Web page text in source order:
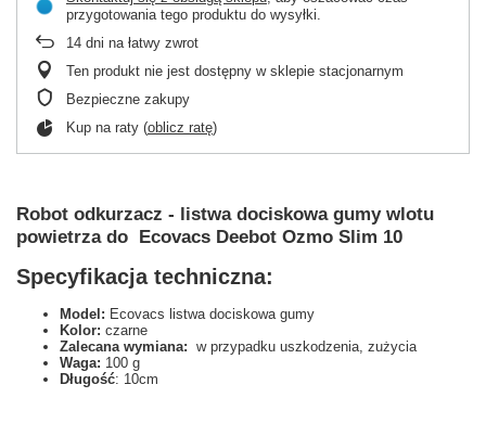
przygotowania tego produktu do wysyłki.
14 dni na łatwy zwrot
Ten produkt nie jest dostępny w sklepie stacjonarnym
Bezpieczne zakupy
Kup na raty (oblicz ratę)
Robot odkurzacz - listwa dociskowa gumy wlotu
powietrza do Ecovacs Deebot Ozmo Slim 10
Specyfikacja techniczna:
Model: Ecovacs listwa dociskowa gumy
Kolor: czarne
Zalecana wymiana: w przypadku uszkodzenia, zużycia
Waga: 100 g
Długość: 10cm